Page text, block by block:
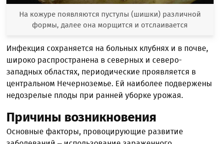
На кожуре появляются пустулы (шишки) различной
формы, далее она морщится и отслаивается
Инфекция сохраняется на больных клубнях и в почве,
широко распространена в северных и северо-
западных областях, периодические проявляется в
центральном Нечерноземье. Ей наиболее подвержены
недозрелые плоды при ранней уборке урожая.
Причины возникновения
Основные факторы, провоцирующие развитие